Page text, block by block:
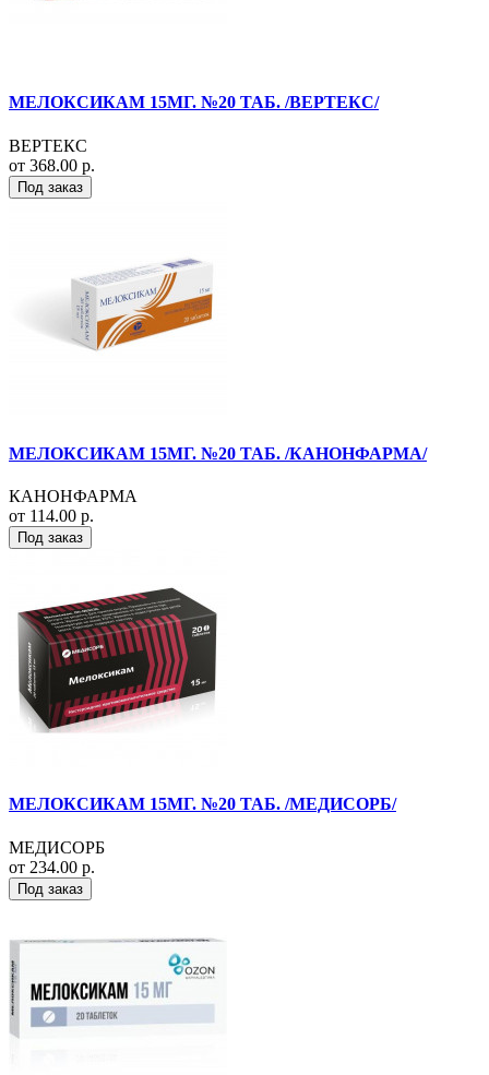
МЕЛОКСИКАМ 15МГ. №20 ТАБ. /ВЕРТЕКС/
ВЕРТЕКС
от 368.00 р.
Под заказ
МЕЛОКСИКАМ 15МГ. №20 ТАБ. /КАНОНФАРМА/
КАНОНФАРМА
от 114.00 р.
Под заказ
МЕЛОКСИКАМ 15МГ. №20 ТАБ. /МЕДИСОРБ/
МЕДИСОРБ
от 234.00 р.
Под заказ